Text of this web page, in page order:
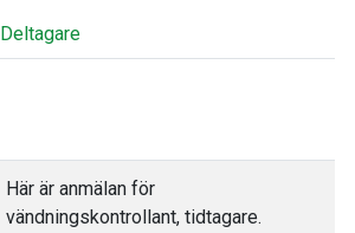
Deltagare
Här är anmälan för
vändningskontrollant, tidtagare.